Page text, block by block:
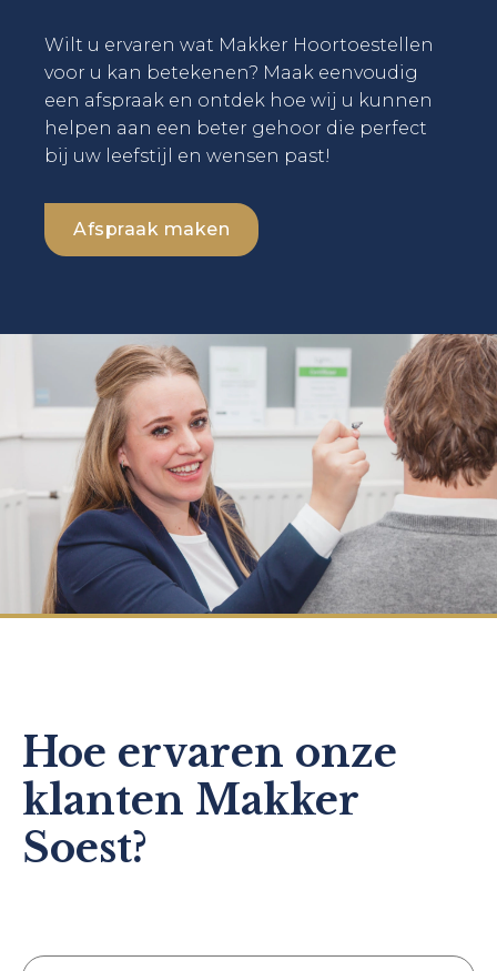
Wilt u ervaren wat Makker Hoortoestellen
voor u kan betekenen? Maak eenvoudig
een afspraak en ontdek hoe wij u kunnen
helpen aan een beter gehoor die perfect
bij uw leefstijl en wensen past!
Afspraak maken
Hoe ervaren onze
klanten Makker
Soest?